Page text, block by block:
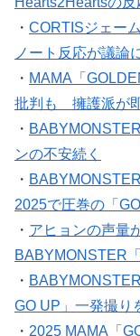
・CORTISジェー
ノート反応が議論
・MAMA「
批判も 擁護派が
・
ンの不安続く
・
2025で圧巻の「
・アヒョンの声量
BABYMONSTER
・
GO UP」一発撮り
・2025 MAMA「